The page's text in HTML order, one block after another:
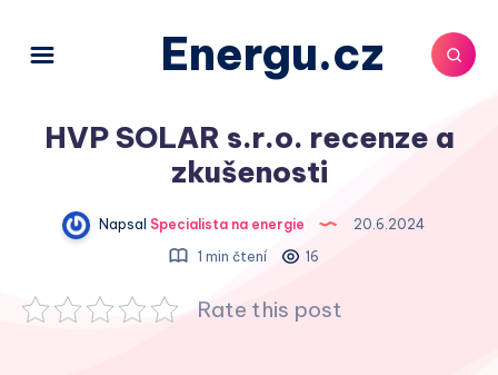
Energu.cz
HVP SOLAR s.r.o. recenze a
zkušenosti
Napsal Specialista na energie
20.6.2024
1 min čtení
16
Rate this post